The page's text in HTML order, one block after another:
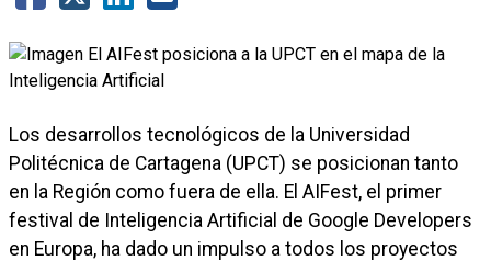
Los desarrollos tecnológicos de la Universidad
Politécnica de Cartagena (UPCT) se posicionan tanto
en la Región como fuera de ella. El AIFest, el primer
festival de Inteligencia Artificial de Google Developers
en Europa, ha dado un impulso a todos los proyectos